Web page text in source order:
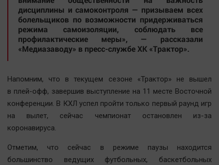
Мнения
Спорт
Технологии
Hедвижимость
Образование
XX век: криминальные уроки
Медиаграмотность
дисциплины и самоконтроля — призываем всех
болельщиков по возможности придерживаться
режима самоизоляции, соблюдать все
профилактические меры», — рассказали
«Медиазаводу» в пресс-службе ХК «Трактор».
Напомним, что в текущем сезоне «Трактор» не вышел
в плей-офф, завершив выступление на 11 месте Восточной
конференции. В КХЛ успел пройти только первый раунд игр
на вылет, сейчас чемпионат остановлен из-за
коронавируса.
Отметим, что сейчас в режиме паузы находится
большинство ведущих футбольных, баскетбольных